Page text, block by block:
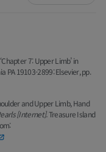
7: Upper Limb’ in
PA 19103-2899: Elsevier, pp.
and Upper Limb, Hand
[Internet].Treasure Island